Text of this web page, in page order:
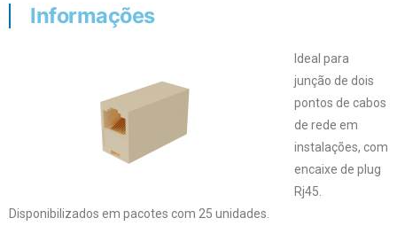
Informações
Ideal para
junção de dois
pontos de cabos
de rede em
instalações, com
encaixe de plug
Rj45.
Disponibilizados em pacotes com 25 unidades.